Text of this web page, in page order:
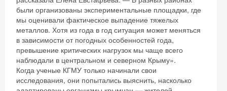
были организованы экспериментальные площадки, где
мы оценивали фактическое выпадение тяжелых
металлов. Хотя из года в год ситуация может меняться
в зависимости от погодных особенностей года,
превышение критических нагрузок мы чаще всего
наблюдали в центральном и северном Крыму».
Когда ученые КГМУ только начинали свои
исследования, они попытались выяснить, насколько